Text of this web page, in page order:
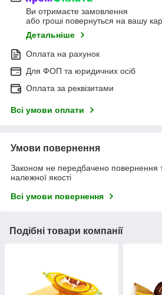
Ви отримаєте замовлення
або гроші повернуться на вашу
Детальніше
Оплата на рахунок
Для ФОП та юридичних осіб
Оплата за реквізитами
Всі умови оплати
Умови повернення
Законом не передбачено повернення
належної якості
Всі умови повернення
Подібні товари компанії